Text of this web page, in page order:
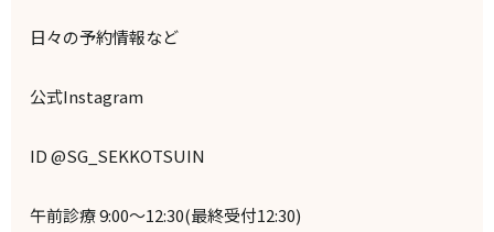
日々の予約情報など
公式Instagram
ID @SG_SEKKOTSUIN
午前診療 9:00～12:30(最終受付12:30)